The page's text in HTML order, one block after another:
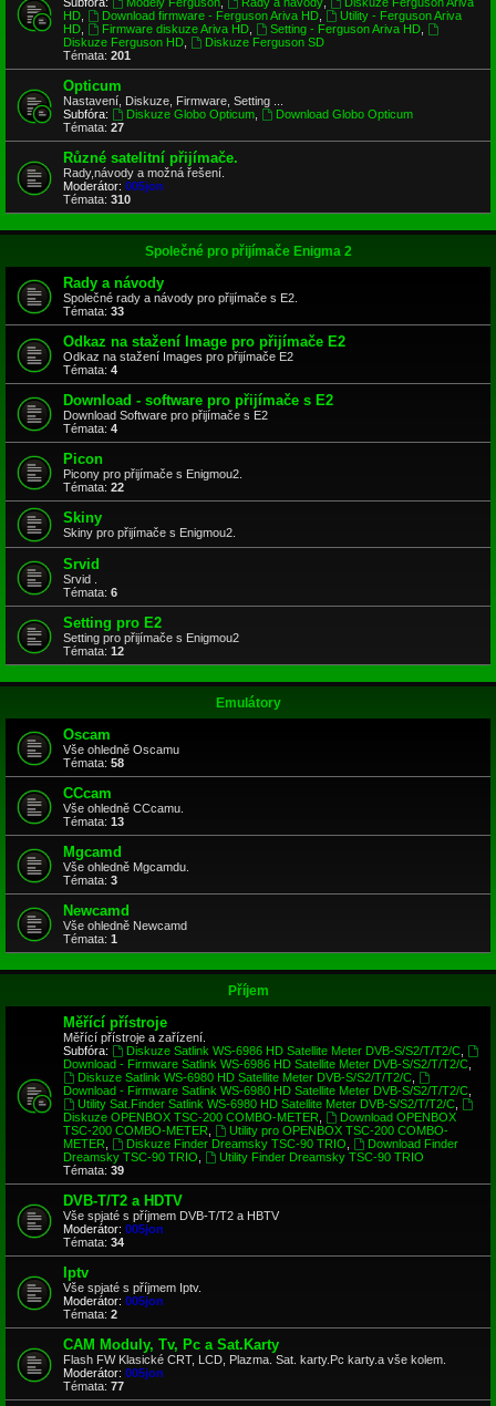
HD
Download firmware - Ferguson Ariva HD,
Utility - Ferguson Ariva
HD
Firmware diskuze Ariva HD, Setting - Ferguson Ariva HD,
Diskuze Ferguson HD
Diskuze Ferguson SD
Témata: 201
Opticum
Nastavení, Diskuze, Firmware, Setting ...
Subfóra:
Diskuze Globo Opticum,
Download Globo Opticum
Témata: 27
Různé satelitní přijímače.
Rady,návody a možná řešení.
Moderátor: 005jon
Témata: 310
Společné pro přijímače Enigma 2
Rady a návody
Společné rady a návody pro přijímače s E2.
Témata: 33
Odkaz na stažení Image pro přijímače E2
Odkaz na stažení Images pro přijímače E2
Témata: 4
Download - software pro přijímače s E2
Download Software pro přijímače s E2
Témata: 4
Picon
Picony pro přijímače s Enigmou2.
Témata: 22
Skiny
Skiny pro přijímače s Enigmou2.
Srvid
Srvid .
Témata: 6
Setting pro E2
Setting pro přijímače s Enigmou2
Témata: 12
Emulátory
Oscam
Vše ohledně Oscamu
Témata: 58
CCcam
Vše ohledně CCcamu.
Témata: 13
Mgcamd
Vše ohledně Mgcamdu.
Témata: 3
Newcamd
Vše ohledně Newcamd
Témata: 1
Příjem
Měřící přístroje
Měřící přístroje a zařízení.
Subfóra:
Diskuze Satlink WS-6986 HD Satellite Meter DVB-S/S2/T/T2/C,
Download - Firmware Satlink WS-6986 HD Satellite Meter DVB-S/S2/T/T2/C
Diskuze Satlink WS-6980 HD Satellite Meter DVB-S/S2/T/T2/C,
Download - Firmware Satlink WS-6980 HD Satellite Meter DVB-S/S2/T/T2/C
Utility Sat.Finder Satlink WS-6980 HD Satellite Meter DVB-S/S2/T/T2/C,
Diskuze OPENBOX TSC-200 COMBO-METER
Download OPENBOX
TSC-200 COMBO-METER
Utility pro OPENBOX TSC-200 COMBO-
METER
Diskuze Finder Dreamsky TSC-90 TRIO
Download Finder
Dreamsky TSC-90 TRIO
Utility Finder Dreamsky TSC-90 TRIO
Témata: 39
DVB-T/T2 a HDTV
Vše spjaté s příjmem DVB-T/T2 a HBTV
Moderátor: 005jon
Témata: 34
Iptv
Vše spjaté s příjmem Iptv.
Moderátor: 005jon
Témata: 2
CAM Moduly, Tv, Pc a Sat.Karty
Flash FW Klasické CRT, LCD, Plazma. Sat. karty.Pc karty.a vše kolem.
Moderátor: 005jon
Témata: 77